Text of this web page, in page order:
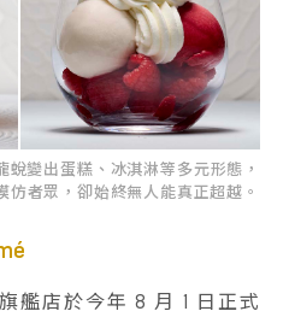
變出蛋糕、冰淇淋等多元形態，
仿者眾，卻始終無人能真正超越。
艦店於今年 8 月 1 日正式